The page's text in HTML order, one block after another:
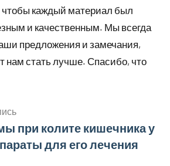
чтобы каждый материал был
и качественным. Мы всегда
предложения и замечания,
нам стать лучше. Спасибо, что
при колите кишечника у
для его лечения